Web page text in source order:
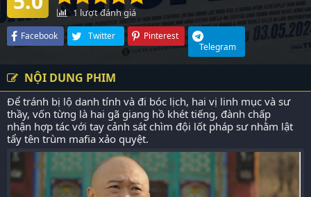
1 lượt đánh giá
Facebook Twitter
Pinterest
Telegram
NỘI DUNG PHIM
Để tránh bị lộ danh tính và đi bóc lịch, hai vị linh mục và sư
thầy, vốn từng là hai gã giang hồ khét tiếng, đành chấp
nhận hợp tác với tay cảnh sát chìm đội lốt pháp sư nhằm lật
tẩy tên trùm mafia xảo quyệt.